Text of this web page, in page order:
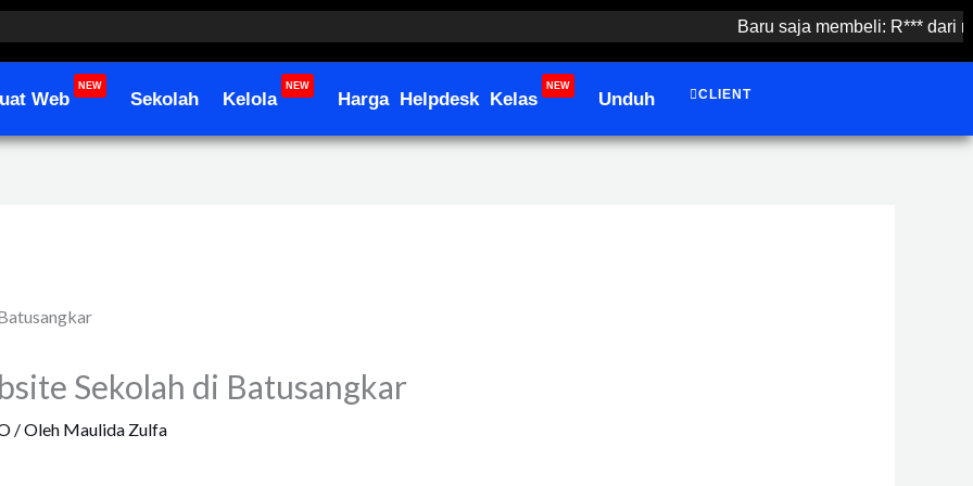
Baru saja membeli: R*** dari
CLIENT
Web
NEW
Sekolah Kelola
NEW
Harga Helpdesk Kelas
NEW
Unduh
Sekolah di Batusangkar
/ Oleh Maulida Zulfa